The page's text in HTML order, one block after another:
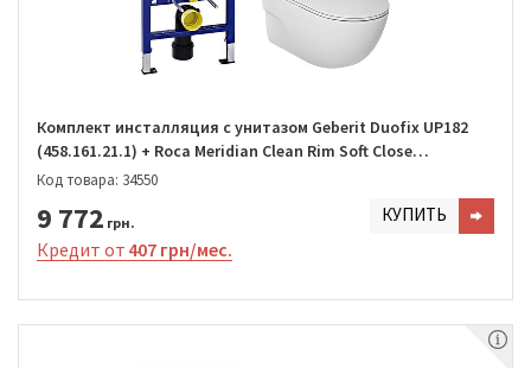
Комплект инсталляция с унитазом Geberit Duofix UP182
(458.161.21.1) + Roca Meridian Clean Rim Soft Close
(A34H240000)
Код товара: 34550
9 772 грн. КУПИТЬ
Кредит от 407 грн/мес.